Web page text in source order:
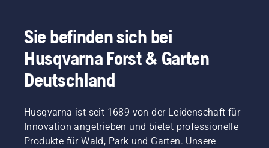
Sie befinden sich bei
Husqvarna Forst & Garten
Deutschland
Husqvarna ist seit 1689 von der Leidenschaft für
Innovation angetrieben und bietet professionelle
Produkte für Wald, Park und Garten. Unsere